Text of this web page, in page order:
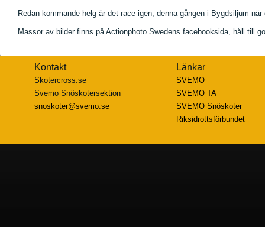
Redan kommande helg är det race igen, denna gången i Bygdsiljum
Massor av bilder finns på Actionphoto Swedens facebooksida, håll till
Kontakt
Skotercross.se
Svemo Snöskotersektion
snoskoter@svemo.se
Länkar
SVEMO
SVEMO TA
SVEMO Snöskoter
Riksidrottsförbundet